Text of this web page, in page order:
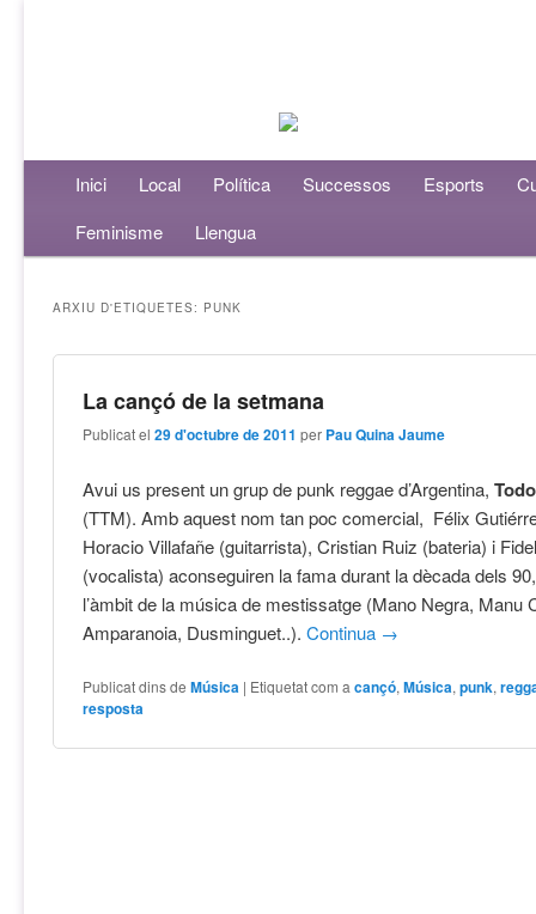
Menú principalAneu al contingut principal
Aneu al contingut secundari
Inici Local Política Successos Esports
Feminisme
Llengua
ARXIU D'ETIQUETES: PUNK
La cançó de la setmana
Publicat el29 d'octubre de 2011 per Pau Quina Jaume
Avui us present un grup de punk reggae d’Argentina,
(TTM). Amb aquest nom tan poc comercial, Félix
Horacio Villafañe (guitarrista), Cristian Ruiz (bateria) i
(vocalista) aconseguiren la fama durant la dècada dels
l’àmbit de la música de mestissatge (Mano Negra, Manu
Amparanoia, Dusminguet..).Continua →
Publicat dins de Música | Etiquetat com a cançó,Música,punk,
resposta